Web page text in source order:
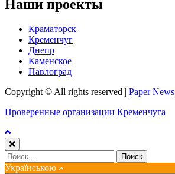
Наши проекты
Краматорск
Кременчуг
Днепр
Каменское
Павлоград
Copyright © All rights reserved
Paper News
Проверенные организации Кременчуга
Найти:
Українською »